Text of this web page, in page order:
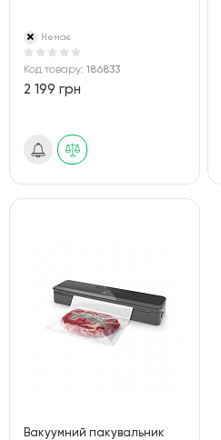
Немає
Код товару: 186833
2 199 грн
Вакуумний пакувальник